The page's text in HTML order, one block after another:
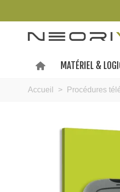
MATÉRIEL &
Accueil > Procédures